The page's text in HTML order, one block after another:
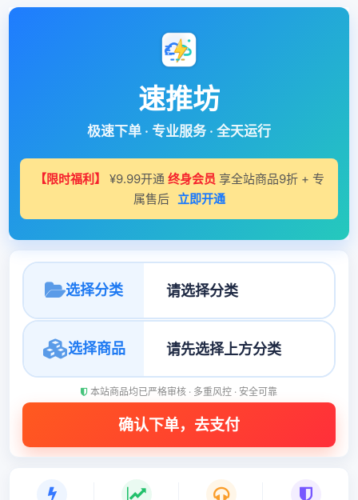
速推坊
极速下单 · 专业服务 · 全天运行
【限时福利】 ¥9.99开通 终身会员 享全站商品9折 + 专
属售后 立即开通
选择分类
选择商品
本站商品均已严格审核 · 多重风控 · 安全可靠